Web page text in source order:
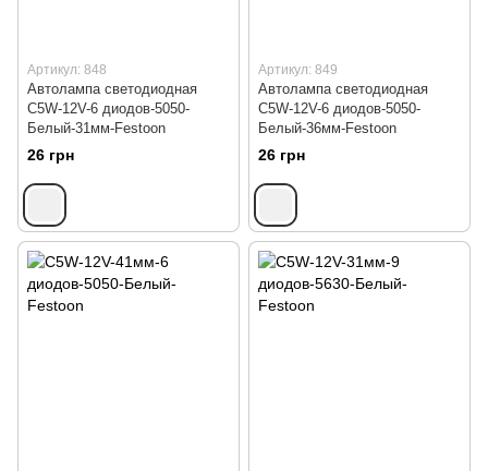
Артикул: 848
Автолампа светодиодная
C5W-12V-6 диодов-5050-
Белый-31мм-Festoon
26 грн
Артикул: 849
Автолампа светодиодная
C5W-12V-6 диодов-5050-
Белый-36мм-Festoon
26 грн